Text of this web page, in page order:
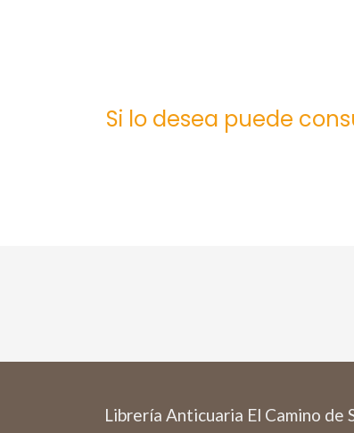
Si lo desea puede
Librería Anticuaria El Camino de